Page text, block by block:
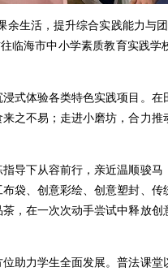
余生活，提升综合实践能力与
临海市中小学素质教育实践学
式体验各类特色实践项目。在
之不易；走进小磨坊，合力推
导下从容前行，亲近温顺骏马
袋、创意彩绘、创意塑封、传
，在一次次动手尝试中释放创
助力学生全面发展。普法课堂